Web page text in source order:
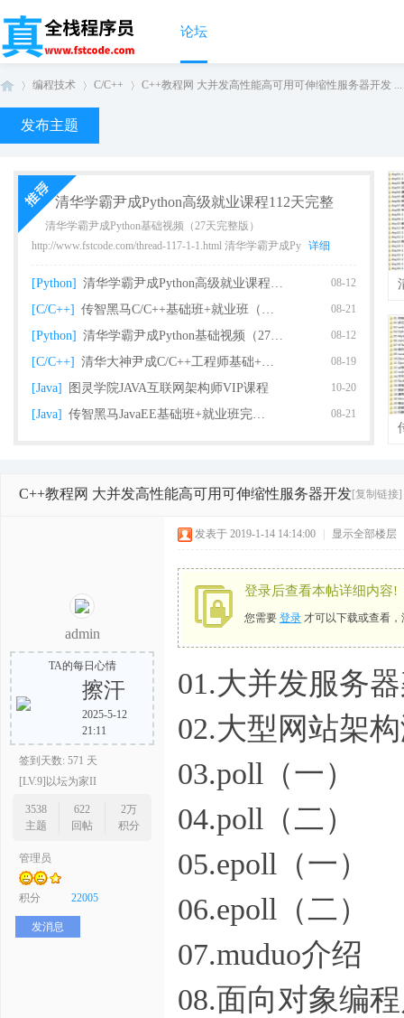
论坛
程
编程技术 C/C++ C++教程网 大并发高性能高可用可伸缩性服务器开发 ...
发布主题
清华学霸尹成Python高级就业课程112天完整
清华学霸尹成Python基础视频（27天完整版）
http://www.fstcode.com/thread-117-1-1.html 清华学霸尹成Py 详细
[Python] 清华学霸尹成Python高级就业课程112天完整 08-12
[C/C++] 传智黑马C/C++基础班+就业班（完整版） 08-21
[Python] 清华学霸尹成Python基础视频（27天完整版课 08-12
[C/C++] 清华大神尹成C/C++工程师基础+就业课程（93 08-19
[Java] 图灵学院JAVA互联网架构师VIP课程 10-20
[Java] 传智黑马JavaEE基础班+就业班完整版（2018 08-21
C++教程网 大并发高性能高可用可伸缩性服务器开发[复制链接]
admin
TA的每日心情
擦汗
2025-5-12
21:11
签到天数: 571 天
[LV.9]以坛为家II
3538
主题
622
回帖
2万
积分
管理员
积分 22005
发消息
发表于 2019-1-14 14:14:00 显示全部楼层
登录后查看本帖详细内容!
您需要 登录 才可以下载或查看
01.大并发服务
02.大型网站架
03.poll（一）
04.poll（二）
05.epoll（一）
06.epoll（二）
07.muduo介绍
08.面向对象编